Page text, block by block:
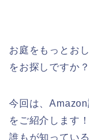
お庭をもっとお
をお探しですか？
今回は、
をご紹介します！
誰もが知ってい